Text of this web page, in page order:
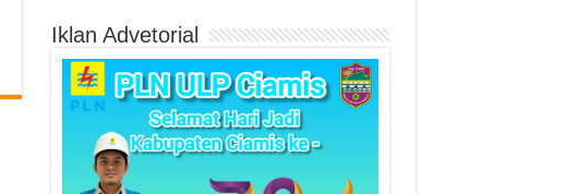
Iklan Advetorial